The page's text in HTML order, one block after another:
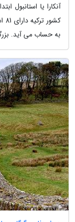
آنکارا یا استانبول
به حساب می آید.